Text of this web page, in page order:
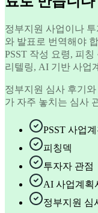
정부지원 사업이나
와 발표로 번역해야
PSST 작성 요령, 피
리텔링, AI 기반 사업
정부지원 심사 후기
가 자주 놓치는 심사
PSST 사업
피칭덱
투자자 관점
AI 사업계획
정부지원 심